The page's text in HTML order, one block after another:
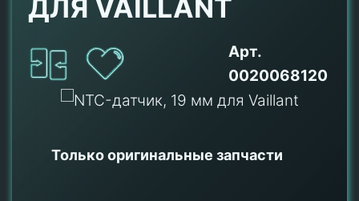
ДЛЯ VAILLANT
Арт.
0020068120
Только оригинальные запчасти